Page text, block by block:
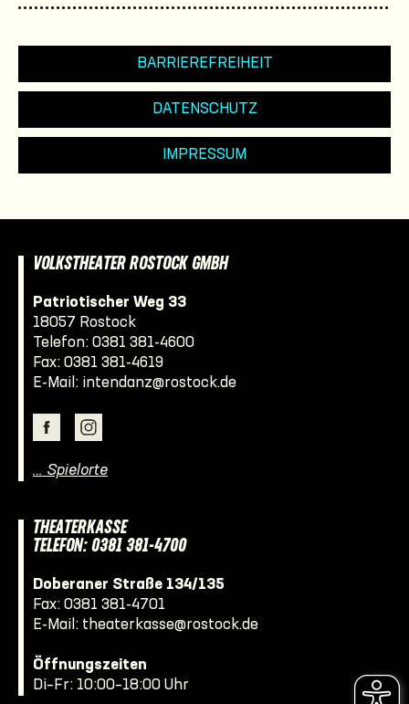
BARRIEREFREIHEIT
DATENSCHUTZ
IMPRESSUM
VOLKSTHEATER ROSTOCK GMBH
Patriotischer Weg 33
18057 Rostock
Telefon: 0381 381-4600
Fax: 0381 381-4619
E-Mail: intendanz@rostock.de
… Spielorte
THEATERKASSE
TELEFON: 0381 381-4700
Doberaner Straße 134/135
Fax: 0381 381-4701
E-Mail: theaterkasse@rostock.de
Öffnungszeiten
Di–Fr: 10:00–18:00 Uhr